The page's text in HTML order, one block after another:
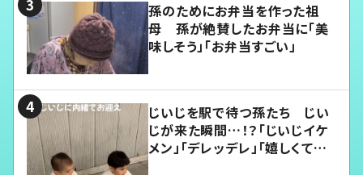
孫のためにお弁当を作った祖
母 孫が絶賛したお弁当に「美
味しそう」「お弁当すごい」
じいじを駅で待つ孫たち じい
じが来た瞬間…！？「じいじイケ
メン」「デレッデレ」「嬉しくて可